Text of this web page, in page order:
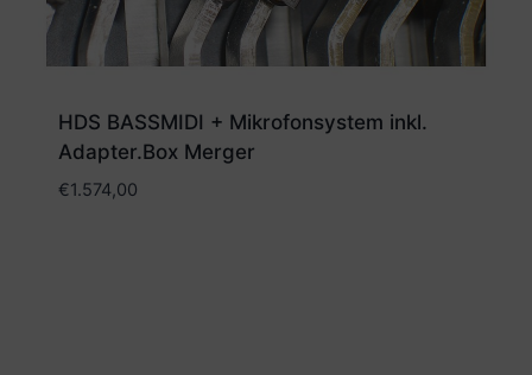
HDS BASSMIDI + Mikrofonsystem inkl.
Adapter.Box Merger
€1.574,00